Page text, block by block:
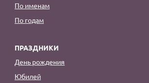
По именам
По годам
ПРАЗДНИКИ
День рождения
Юбилей